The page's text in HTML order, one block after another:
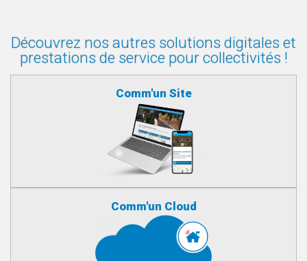
Découvrez nos autres solutions digitales et
prestations de service pour collectivités !
Comm'un Site
Comm'un Cloud